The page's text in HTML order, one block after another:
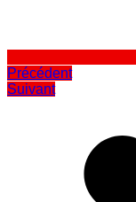
Précédent
Suivant